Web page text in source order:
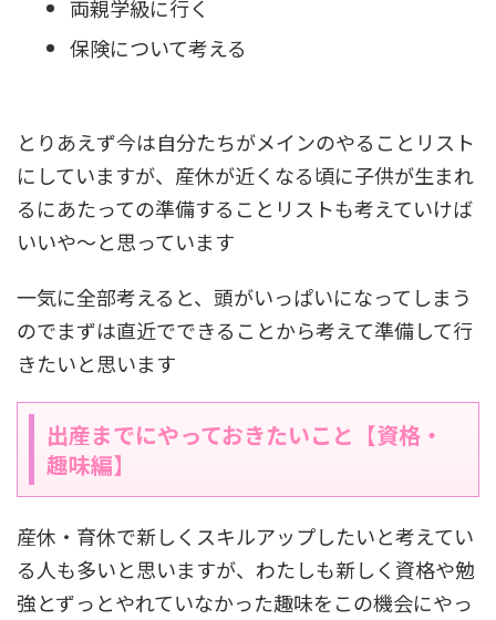
両親学級に行く
保険について考える
とりあえず今は自分たちがメインのやることリスト
にしていますが、産休が近くなる頃に子供が生まれ
るにあたっての準備することリストも考えていけば
いいや〜と思っています
一気に全部考えると、頭がいっぱいになってしまう
のでまずは直近でできることから考えて準備して行
きたいと思います
出産までにやっておきたいこと【資格・
趣味編】
産休・育休で新しくスキルアップしたいと考えてい
る人も多いと思いますが、わたしも新しく資格や勉
強とずっとやれていなかった趣味をこの機会にやっ